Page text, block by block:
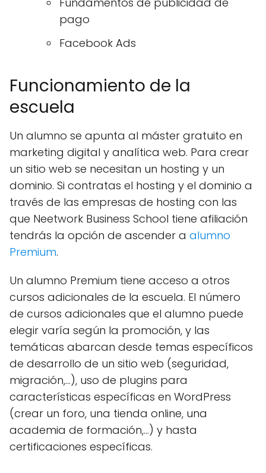
pago
Facebook Ads
Funcionamiento de la
escuela
Un alumno se apunta al máster gratuito en
marketing digital y analítica web. Para crear
un sitio web se necesitan un hosting y un
dominio. Si contratas el hosting y el dominio a
través de las empresas de hosting con las
que Neetwork Business School tiene afiliación
tendrás la opción de ascender a alumno
Premium.
Un alumno Premium tiene acceso a otros
cursos adicionales de la escuela. El número
de cursos adicionales que el alumno puede
elegir varía según la promoción, y las
temáticas abarcan desde temas específicos
de desarrollo de un sitio web (seguridad,
migración,...), uso de plugins para
características específicas en WordPress
(crear un foro, una tienda online, una
academia de formación,...) y hasta
certificaciones específicas.